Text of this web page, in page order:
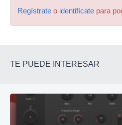
Regístrate o identifícate para
TE PUEDE INTERESAR